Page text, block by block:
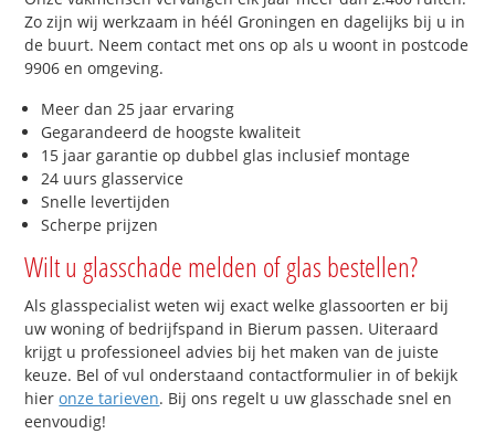
Zo zijn wij werkzaam in héél Groningen en dagelijks bij u in
de buurt. Neem contact met ons op als u woont in postcode
9906 en omgeving.
Meer dan 25 jaar ervaring
Gegarandeerd de hoogste kwaliteit
15 jaar garantie op dubbel glas inclusief montage
24 uurs glasservice
Snelle levertijden
Scherpe prijzen
Wilt u glasschade melden of glas bestellen?
Als glasspecialist weten wij exact welke glassoorten er bij
uw woning of bedrijfspand in Bierum passen. Uiteraard
krijgt u professioneel advies bij het maken van de juiste
keuze. Bel of vul onderstaand contactformulier in of bekijk
hieronze tarieven. Bij ons regelt u uw glasschade snel en
eenvoudig!